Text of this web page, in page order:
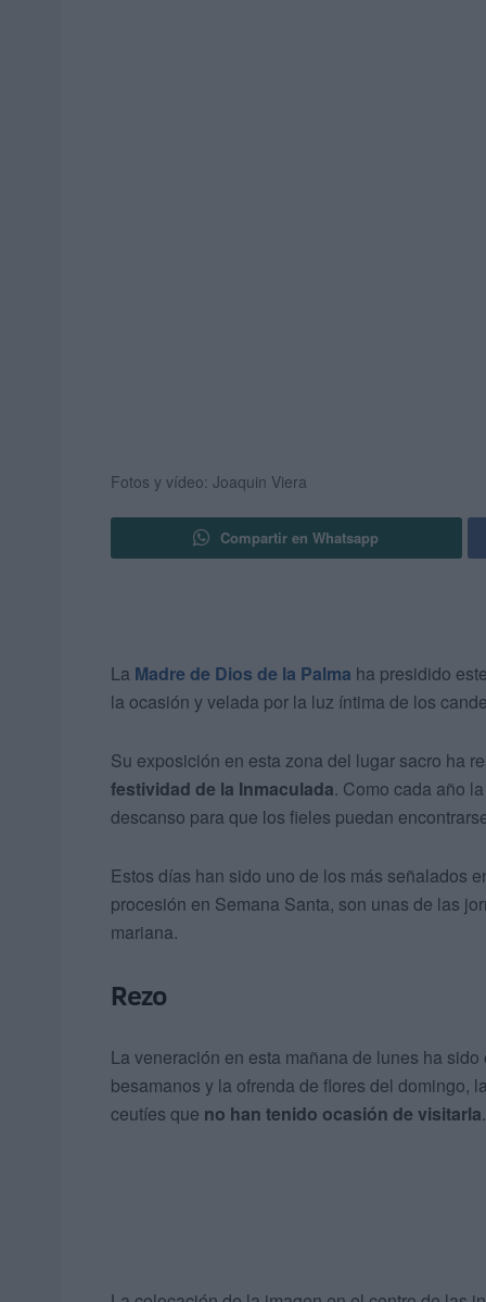
Fotos y vídeo: Joaquin Viera
Compartir en Whatsapp
La Madre de Dios de la Palma ha presidido
la ocasión y velada por la luz íntima de los
Su exposición en esta zona del lugar sacro ha
festividad de la Inmaculada. Como cada año
descanso para que los fieles puedan
Estos días han sido uno de los más señalados
procesión en Semana Santa, son unas de las
mariana.
Rezo
La veneración en esta mañana de lunes ha
besamanos y la ofrenda de flores del domingo,
ceutíes que no han tenido ocasión de visitarla.